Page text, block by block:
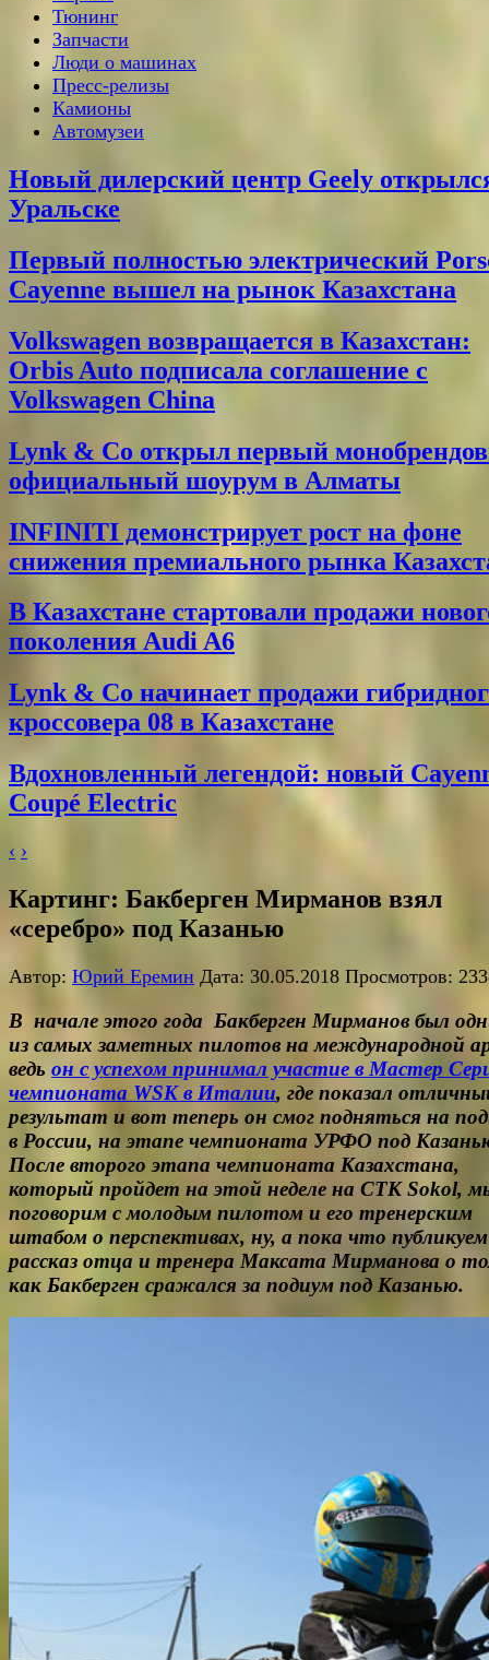
Тюнинг
Запчасти
Люди о машинах
Пресс-релизы
Камионы
Автомузеи
Новый дилерский центр Geely
Уральске
Первый полностью электрический
Cayenne вышел на рынок Казахстана
Volkswagen возвращается в Казахстан:
Orbis Auto подписала соглашение с
Volkswagen China
Lynk & Co открыл первый
официальный шоурум в Алматы
INFINITI демонстрирует рост на фоне
снижения премиального рынка
В Казахстане стартовали продажи
поколения Audi A6
Lynk & Co начинает продажи
кроссовера 08 в Казахстане
Вдохновленный легендой: новый
Coupé Electric
‹ ›
Картинг: Бакберген Мирманов взял
«серебро» под Казанью
Автор: Юрий Еремин Дата: 30.05.2018 Просмотров:
В начале этого года Бакберген Мирманов был
из самых заметных пилотов на международной
ведь он с успехом принимал участие в Мастер
чемпионата WSK в Италии, где показал
результат и вот теперь он смог подняться на
в России, на этапе чемпионата УРФО под
После второго этапа чемпионата Казахстана,
который пройдет на этой неделе на СТК Sokol,
поговорим с молодым пилотом и его тренерским
штабом о перспективах, ну, а пока что публикуем
рассказ отца и тренера Максата Мирманова о
как Бакберген сражался за подиум под Казанью.